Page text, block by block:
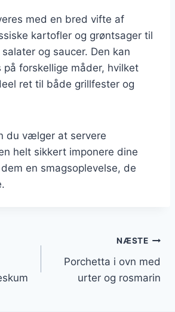
med en bred vifte af
kartofler og grøntsager til
og saucer. Den kan
på forskellige måder, hvilket
ret til både grillfester og
du vælger at servere
helt sikkert imponere dine
en smagsoplevelse, de
NÆSTE
Porchetta i ovn med
urter og rosmarin